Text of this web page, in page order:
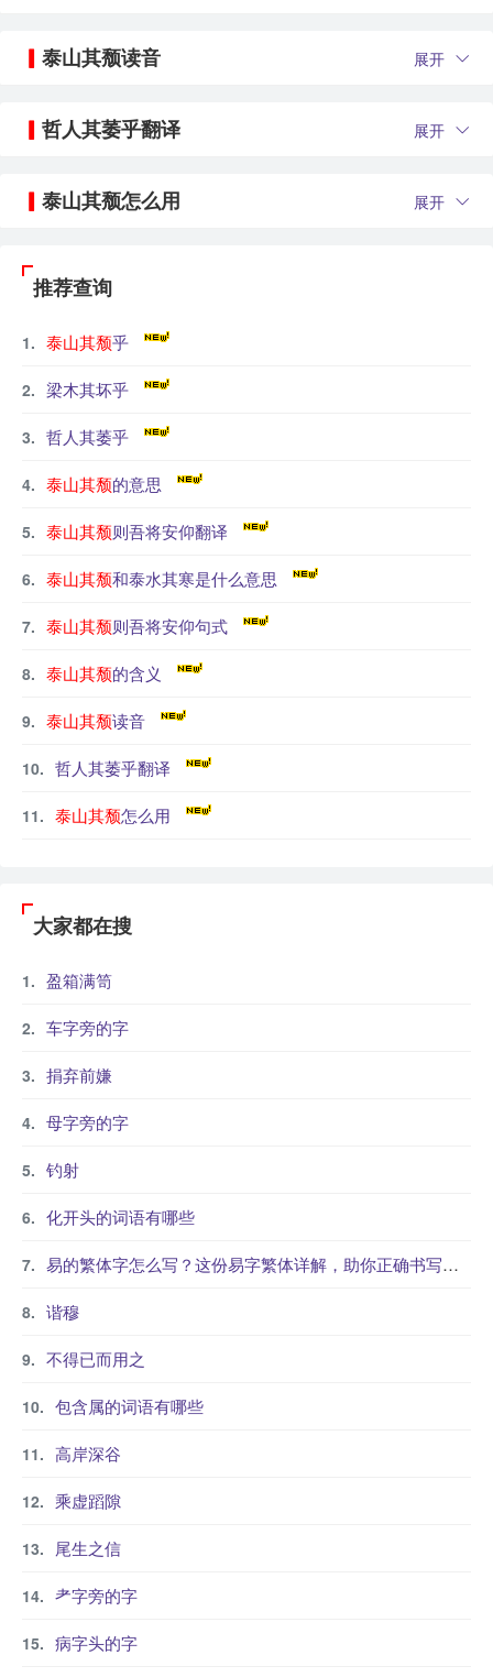
泰山其颓读音 展开
哲人其萎乎翻译 展开
泰山其颓怎么用 展开
推荐查询
泰山其颓乎
梁木其坏乎
哲人其萎乎
泰山其颓的意思
泰山其颓则吾将安仰翻译
泰山其颓和泰水其寒是什么意思
泰山其颓则吾将安仰句式
泰山其颓的含义
泰山其颓读音
哲人其萎乎翻译
泰山其颓怎么用
大家都在搜
盈箱满笥
车字旁的字
捐弃前嫌
母字旁的字
钓射
化开头的词语有哪些
易的繁体字怎么写？这份易字繁体详解，助你正确书写汉字_汉字繁体学习
谐穆
不得已而用之
包含属的词语有哪些
高岸深谷
乘虚蹈隙
尾生之信
耂字旁的字
病字头的字